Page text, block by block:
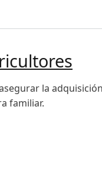
la
familiar.